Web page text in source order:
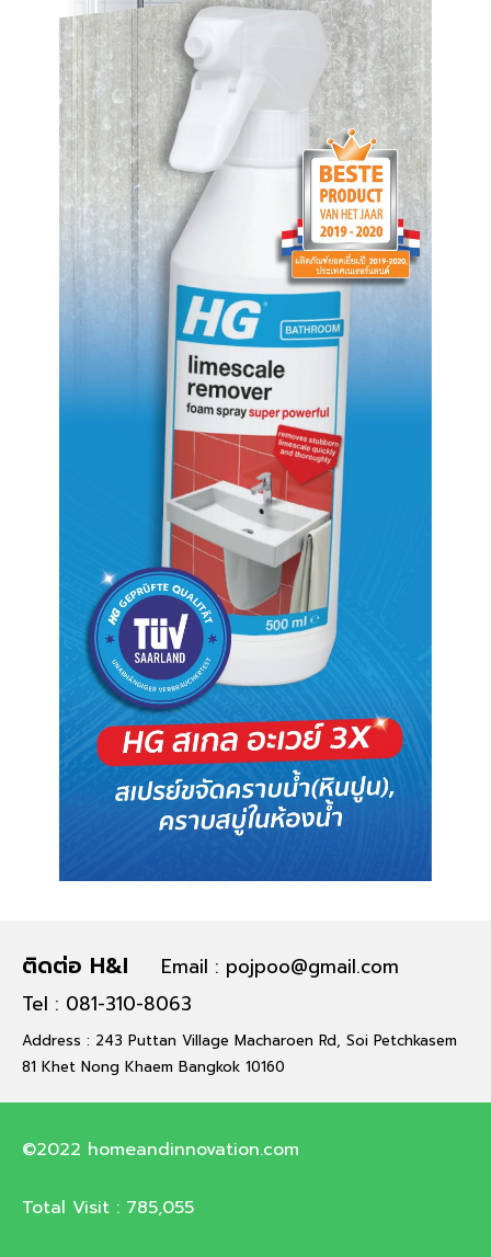
ติดต่อ H&I
Email : pojpoo@gmail.com
Tel : 081-310-8063
Address : 243 Puttan Village Macharoen Rd, Soi Petchkasem
81 Khet Nong Khaem Bangkok 10160
©2022 homeandinnovation.com
Total Visit : 785,055